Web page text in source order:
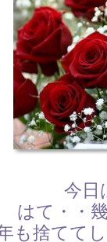
今日
はて・・
も捨てて